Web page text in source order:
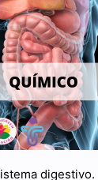
digestivo.